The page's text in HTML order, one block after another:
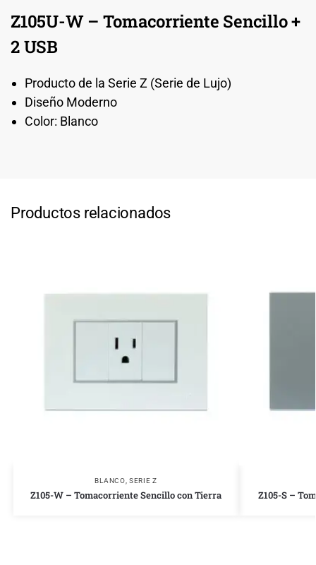
Z105U-W – Tomacorriente Sencillo +
2 USB
Producto de la Serie Z (Serie de Lujo)
Diseño Moderno
Color: Blanco
Productos relacionados
BLANCO ,SERIE Z
Z105-W – Tomacorriente Sencillo con Tierra Z105-S –